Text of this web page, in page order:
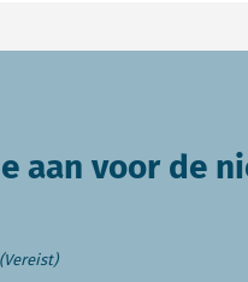
aan voor de
(Vereist)